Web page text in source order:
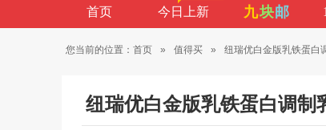
首页 今日上新 九块邮
您当前的位置： 首页 » 值得买 » 纽瑞优白金版乳铁蛋白
纽瑞优白金版乳铁蛋白调制